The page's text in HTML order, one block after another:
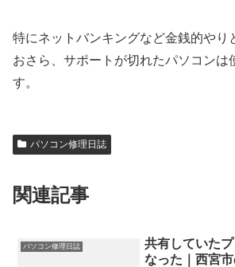
特にネットバンキングなど金銭的やり
おさら、サポートが切れたパソコンは
す。
パソコン修理日誌
関連記事
パソコン修理日誌
共有していた
なった｜西宮